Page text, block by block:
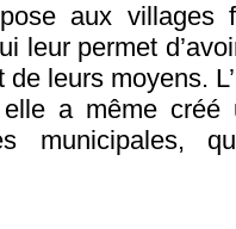
aux
leur permet
leurs moyens.
a même créé
municipales,